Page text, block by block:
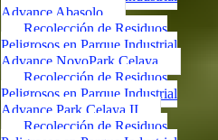
Advance Abasolo
Recolección de Residuos
Peligrosos en Parque Industrial
Advance NovoPark Celaya
Recolección de Residuos
Peligrosos en Parque Industrial
Advance Park Celaya II
Recolección de Residuos